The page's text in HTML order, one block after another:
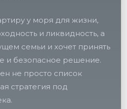
у моря для жизни,
и ликвидность, а
семьи и хочет принять
и безопасное решение.
не просто список
стратегия под